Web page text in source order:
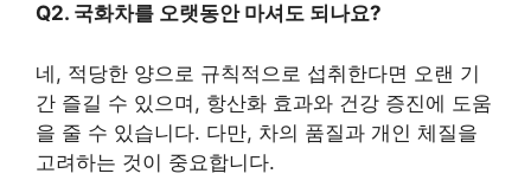
Q2. 국화차를 오랫동안 마셔도 되나요?
네, 적당한 양으로 규칙적으로 섭취한다면 오랜 기
간 즐길 수 있으며, 항산화 효과와 건강 증진에 도움
을 줄 수 있습니다. 다만, 차의 품질과 개인 체질을
고려하는 것이 중요합니다.